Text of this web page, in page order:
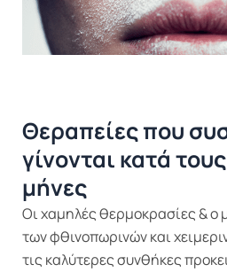
Θεραπείες που
γίνονται κατά
μήνες
Oι χαμηλές θερμοκρασίες & ο
των φθινοπωρινών και
τις καλύτερες συνθήκες